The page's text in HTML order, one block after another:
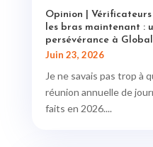
Opinion |
les bras maintenant :
persévérance à
Juin 23, 2026
Je ne savais pas trop à
réunion annuelle de
faits en 2026....